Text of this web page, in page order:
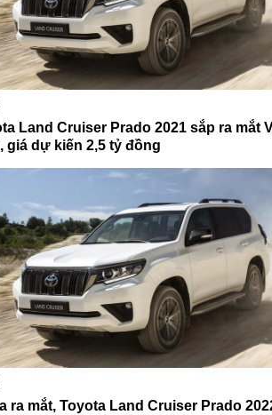
Land Cruiser Prado 2021 sắp ra mắt
giá dự kiến 2,5 tỷ đồng
ra mắt, Toyota Land Cruiser Prado